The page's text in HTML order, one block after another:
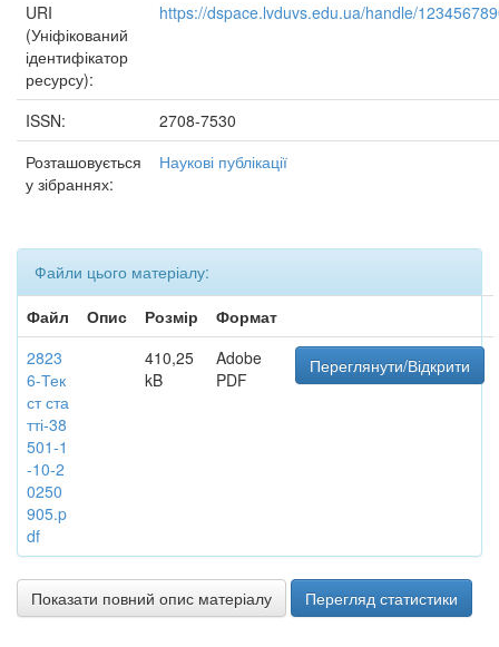
URI
(Уніфікований
ідентифікатор
ресурсу):
https://dspace.lvduvs.edu.ua/handle/
ISSN:
2708-7530
Розташовується
у зібраннях:
Наукові публікації
Файли цього матеріалу:
Файл
Опис Розмір
Формат
2823
6-Тек
ст ста
тті-38
501-1
-10-2
0250
905.p
df
410,25
kB
Adobe
PDF
Переглянути/Відкрити
Показати повний опис матеріалу Перегляд статистики